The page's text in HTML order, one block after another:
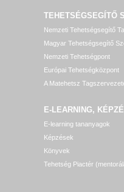
TEHETSÉGSEGÍTŐ
Nemzeti Tehetségsegítő
Magyar Tehetségsegítő
Nemzeti Tehetségpont
Európai Tehetségközpont
A Matehetsz
E-LEARNING,
E-learning tananyagok
Képzések
Könyvek
Tehetség Piactér